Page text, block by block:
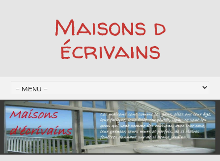
Maisons d
écrivains